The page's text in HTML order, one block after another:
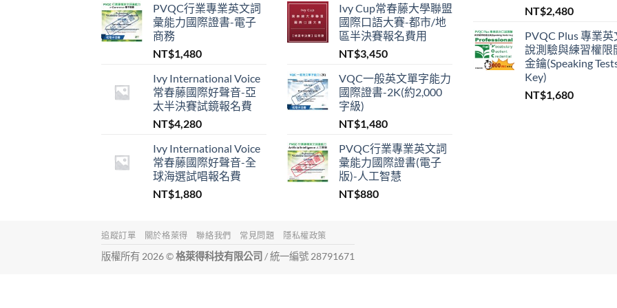
PVQC行業專業英文詞
彙能力國際證書-電子
商務
NT$1,480
Ivy International Voice
常春藤國際好聲音-亞
太半決賽試鏡報名費
NT$4,280
Ivy International Voice
常春藤國際好聲音-全
球海選試唱報名費
NT$1,880
Ivy Cup常春藤大學聯盟
國際口語大賽-都市/地
區半決賽報名費用
NT$3,450
VQC一般英文單字能力
國際證書-2K(約2,000
字級)
NT$1,480
PVQC行業專業英文詞
彙能力國際證書(電子
版)-人工智慧
NT$880
NT$2,480
PVQC Plus 專業英
說測驗與練習權限
金鑰(Speaking
Key)
NT$1,680
追蹤訂單 關於格萊得 聯絡我們 常見問題 隱私權政策
版權所有 2026 ©格萊得科技有限公司 / 統一編號 28791671